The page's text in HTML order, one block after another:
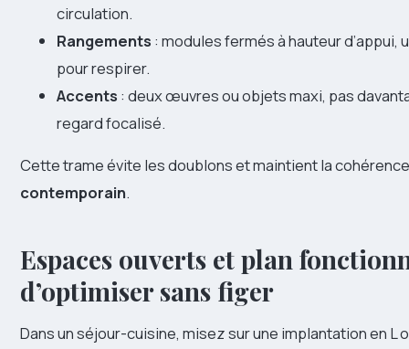
circulation.
Rangements : modules fermés à hauteur d’appui,
pour respirer.
Accents : deux œuvres ou objets maxi, pas
regard focalisé.
Cette trame évite les doublons et maintient la
contemporain.
Espaces ouverts et plan
d’optimiser sans figer
Dans un séjour-cuisine, misez sur une implantation en L